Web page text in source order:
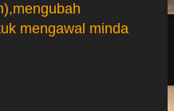
mengawal minda